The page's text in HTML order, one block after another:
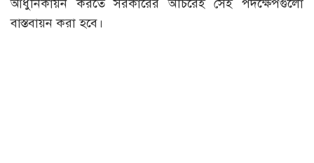
আধুনিকায়ন করতে সরকারের অচিরেই সেই পদক্ষেপগুলো
বাস্তবায়ন করা হবে।